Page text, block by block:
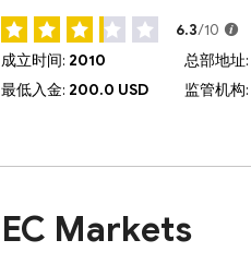
6.3/10
成立时间: 2010
最低入金: 200.0 USD
总部地址:
监管机构:
EC Markets